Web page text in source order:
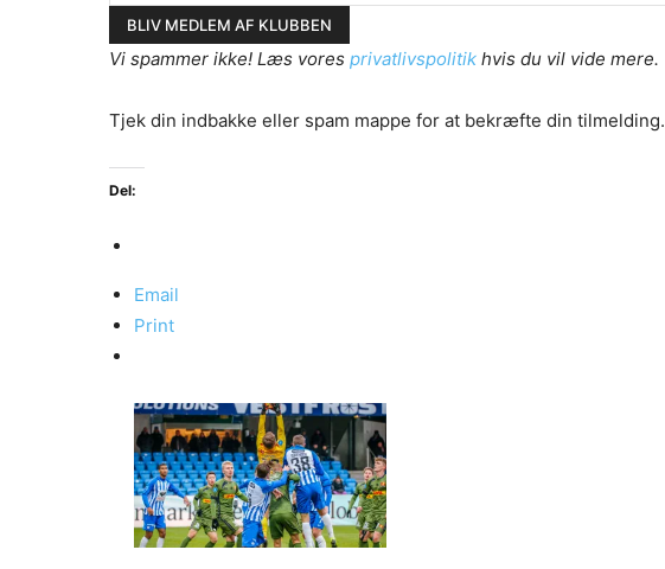
Vi spammer ikke! Læs vores privatlivspolitik hvis du vil vide mere.
Tjek din indbakke eller spam mappe for at bekræfte din tilmelding.
Del:
Email
Print